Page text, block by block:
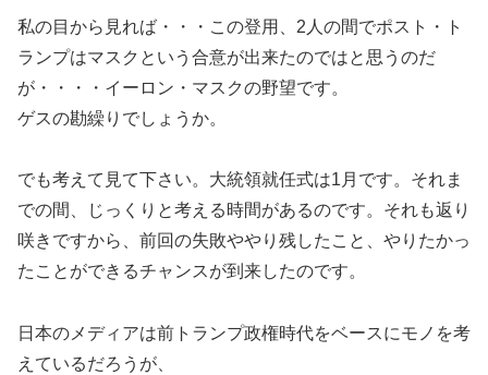
私の目から見れば・・・この登用、2人の間でポスト・ト
ランプはマスクという合意が出来たのではと思うのだ
が・・・・イーロン・マスクの野望です。
ゲスの勘繰りでしょうか。
でも考えて見て下さい。大統領就任式は1月です。それま
での間、じっくりと考える時間があるのです。それも返り
咲きですから、前回の失敗ややり残したこと、やりたかっ
たことができるチャンスが到来したのです。
日本のメディアは前トランプ政権時代をベースにモノを考
えているだろうが、